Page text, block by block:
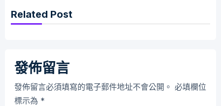
Related Post
發佈留言
發佈留言必須填寫的電子郵件地址不會公開。 必填欄位
標示為 *